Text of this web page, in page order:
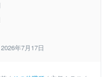
年7月17日